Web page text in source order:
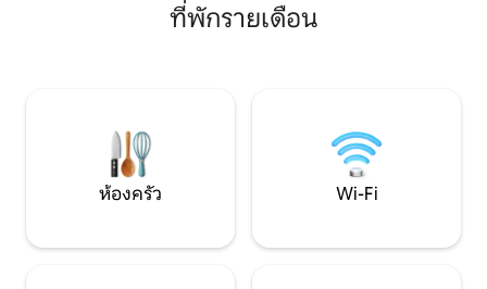
ที่พักรายเดือน
ห้องครัว Wi-Fi